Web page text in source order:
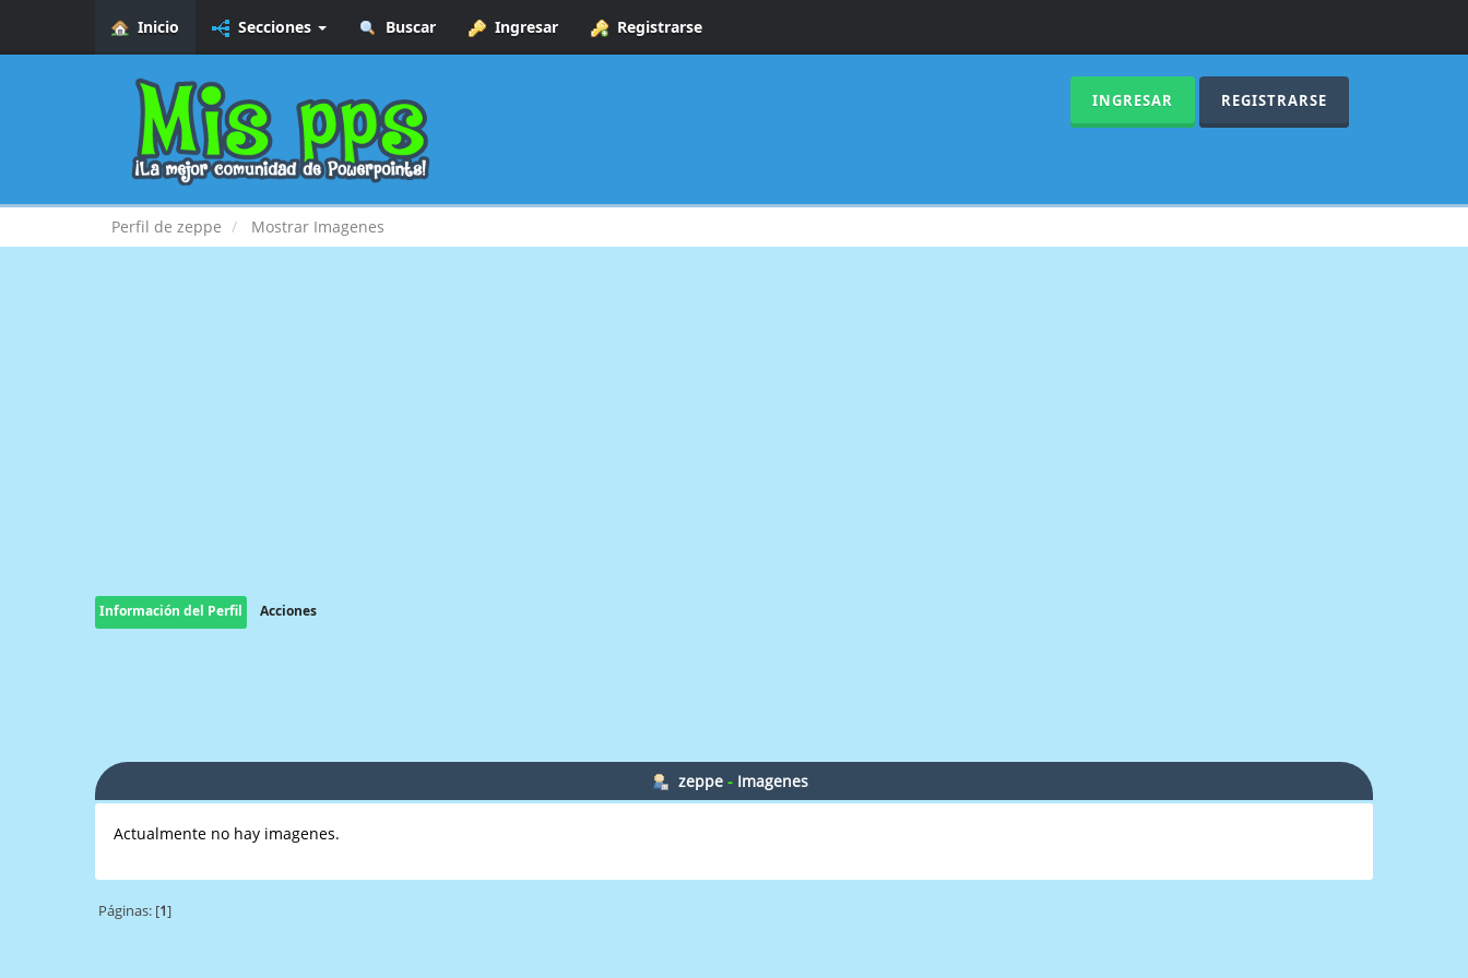
Inicio Secciones Buscar Ingresar Registrarse
INGRESAR REGISTRARSE
Perfil de zeppe Mostrar Imagenes
Información del Perfil Acciones
zeppe- Imagenes
Actualmente no hay imagenes.
Páginas: [1]